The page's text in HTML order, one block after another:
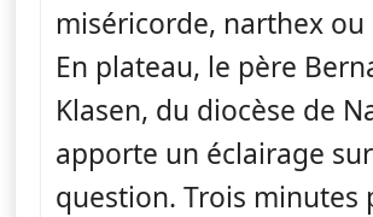
miséricorde, narthex ou
En plateau, le père
Klasen, du diocèse de
apporte un éclairage
question. Trois minutes